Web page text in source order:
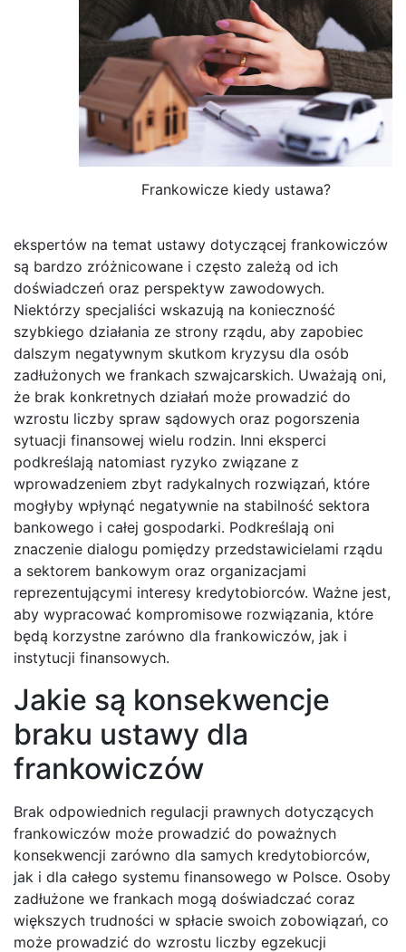
Frankowicze kiedy ustawa?
ekspertów na temat ustawy dotyczącej frankowiczów
są bardzo zróżnicowane i często zależą od ich
doświadczeń oraz perspektyw zawodowych.
Niektórzy specjaliści wskazują na konieczność
szybkiego działania ze strony rządu, aby zapobiec
dalszym negatywnym skutkom kryzysu dla osób
zadłużonych we frankach szwajcarskich. Uważają oni,
że brak konkretnych działań może prowadzić do
wzrostu liczby spraw sądowych oraz pogorszenia
sytuacji finansowej wielu rodzin. Inni eksperci
podkreślają natomiast ryzyko związane z
wprowadzeniem zbyt radykalnych rozwiązań, które
mogłyby wpłynąć negatywnie na stabilność sektora
bankowego i całej gospodarki. Podkreślają oni
znaczenie dialogu pomiędzy przedstawicielami rządu
a sektorem bankowym oraz organizacjami
reprezentującymi interesy kredytobiorców. Ważne jest,
aby wypracować kompromisowe rozwiązania, które
będą korzystne zarówno dla frankowiczów, jak i
instytucji finansowych.
Jakie są konsekwencje
braku ustawy dla
frankowiczów
Brak odpowiednich regulacji prawnych dotyczących
frankowiczów może prowadzić do poważnych
konsekwencji zarówno dla samych kredytobiorców,
jak i dla całego systemu finansowego w Polsce. Osoby
zadłużone we frankach mogą doświadczać coraz
większych trudności w spłacie swoich zobowiązań, co
może prowadzić do wzrostu liczby egzekucji